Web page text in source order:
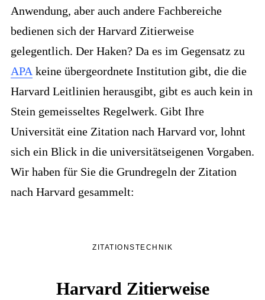
Anwendung, aber auch andere Fachbereiche
bedienen sich der Harvard Zitierweise
gelegentlich. Der Haken? Da es im Gegensatz zu
APA keine übergeordnete Institution gibt, die die
Harvard Leitlinien herausgibt, gibt es auch kein in
Stein gemeisseltes Regelwerk. Gibt Ihre
Universität eine Zitation nach Harvard vor, lohnt
sich ein Blick in die universitätseigenen Vorgaben.
Wir haben für Sie die Grundregeln der Zitation
nach Harvard gesammelt:
ZITATIONSTECHNIK
Harvard Zitierweise